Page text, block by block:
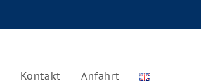
Kontakt Anfahrt